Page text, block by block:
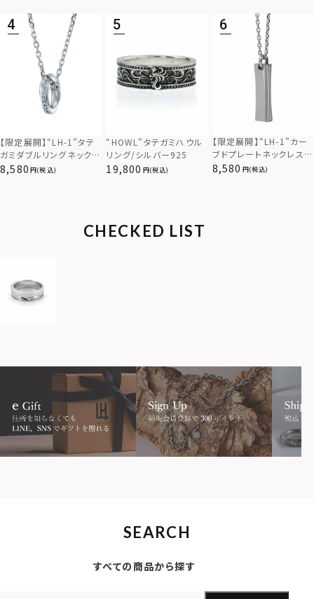
【限定展開】“LH-1”タテ
ガミダブルリングネックレ
ス（ツイスト/シルバー）/
8,580 (税込)
“HOWL”タテガミハウル
リング/シルバー925
19,800 (税込)
【限定展開】“LH-1”カー
ブドプレートネックレス/
サージカルステンレス（金
8,580 (税込)
CHECKED LIST
SEARCH
すべての商品から探す